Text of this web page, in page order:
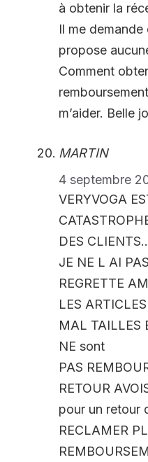
à obtenir la
Il me demande
propose
Comment
m’aider. Belle
MARTIN
4 septembre
VERYVOGA
DES
JE NE L AI
REGRETTE
LES
MAL TAILLES
NE sont
PAS
RETOUR
pour un retour
RECLAMER